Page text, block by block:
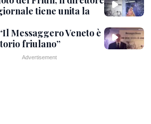
tiene unita la
Messaggero Veneto è
friulano”